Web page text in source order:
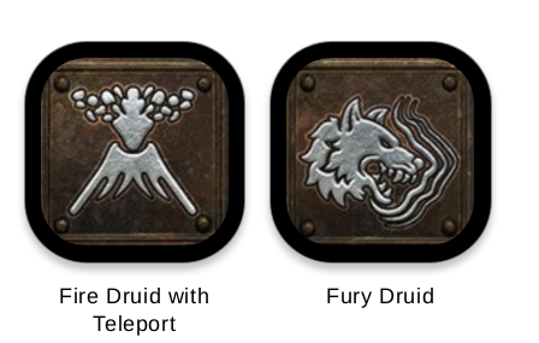
Fire Druid with
Teleport
Fury Druid